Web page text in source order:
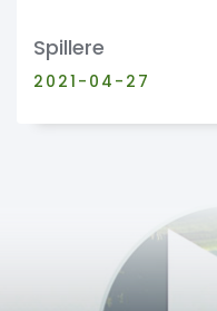
Spillere
2021-04-27